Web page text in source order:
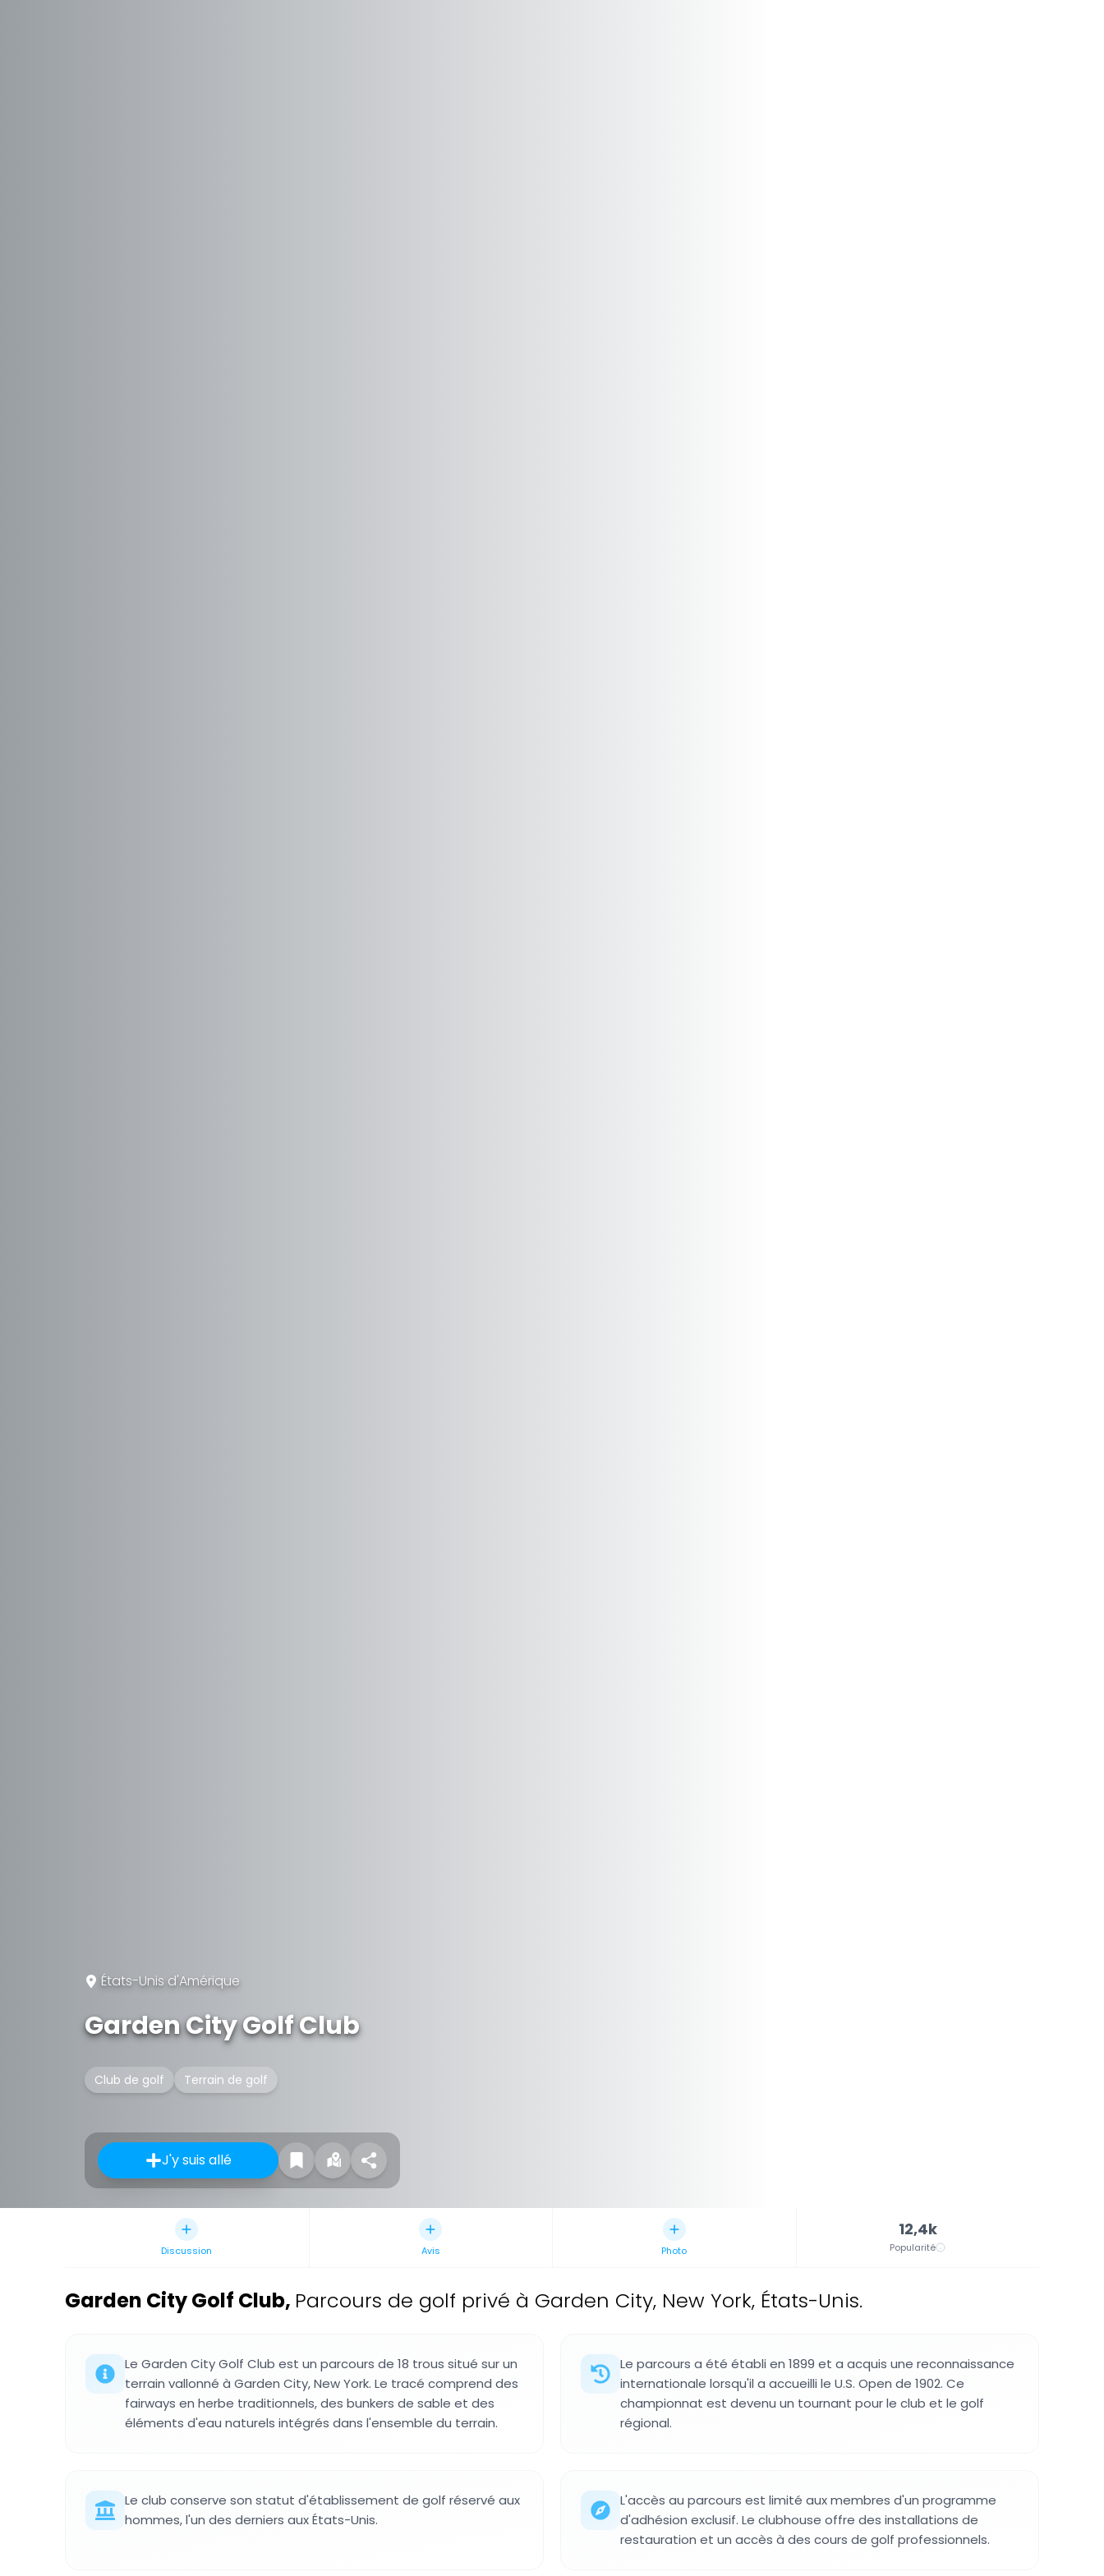
États-Unis d'Amérique
Garden City Golf Club
Club de golf Terrain de golf
J'y suis allé
Discussion Avis Photo
12,4k
Popularité
Garden City Golf Club, Parcours de golf privé à Garden City, New York, États-Unis.
Le Garden City Golf Club est un parcours de 18 trous situé sur un
terrain vallonné à Garden City, New York. Le tracé comprend des
fairways en herbe traditionnels, des bunkers de sable et des
éléments d'eau naturels intégrés dans l'ensemble du terrain.
Le parcours a été établi en 1899 et a acquis une reconnaissance
internationale lorsqu'il a accueilli le U.S. Open de 1902. Ce
championnat est devenu un tournant pour le club et le golf
régional.
Le club conserve son statut d'établissement de golf réservé aux
hommes, l'un des derniers aux États-Unis.
L'accès au parcours est limité aux membres d'un programme
d'adhésion exclusif. Le clubhouse offre des installations de
restauration et un accès à des cours de golf professionnels.